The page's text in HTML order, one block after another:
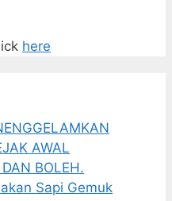
here
AWAL
BOLEH.
Sapi Gemuk